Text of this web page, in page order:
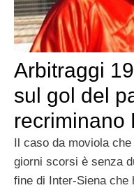
Arbitraggi
sul gol del
recriminano
Il caso da moviola
giorni scorsi è senza
fine di Inter-Siena che